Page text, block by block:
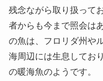
残念ながら取り扱って
者からも今まで照会は
の魚は、フロリダ州や
海周辺には生息してお
の暖海魚のようです。